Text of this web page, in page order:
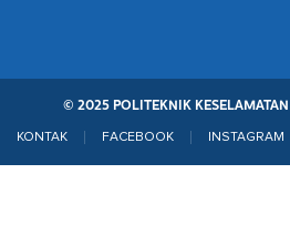
© 2025 POLITEKNIK KESELAMATAN
KONTAK FACEBOOK INSTAGRAM